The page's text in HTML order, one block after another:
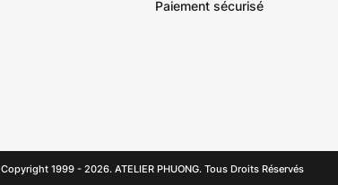
Paiement sécurisé
1999 - 2026. ATELIER PHUONG. Tous Droits Réservés